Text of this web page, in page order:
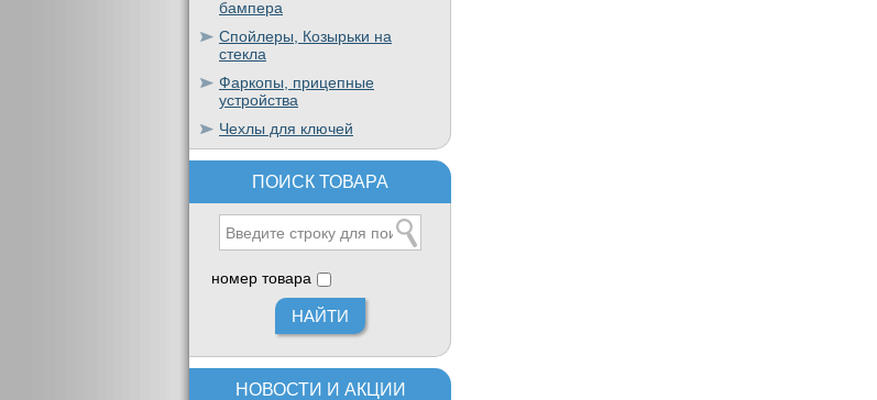
бампера
Спойлеры, Козырьки на
стекла
Фаркопы, прицепные
устройства
Чехлы для ключей
ПОИСК ТОВАРА
номер товара
НОВОСТИ И АКЦИИ